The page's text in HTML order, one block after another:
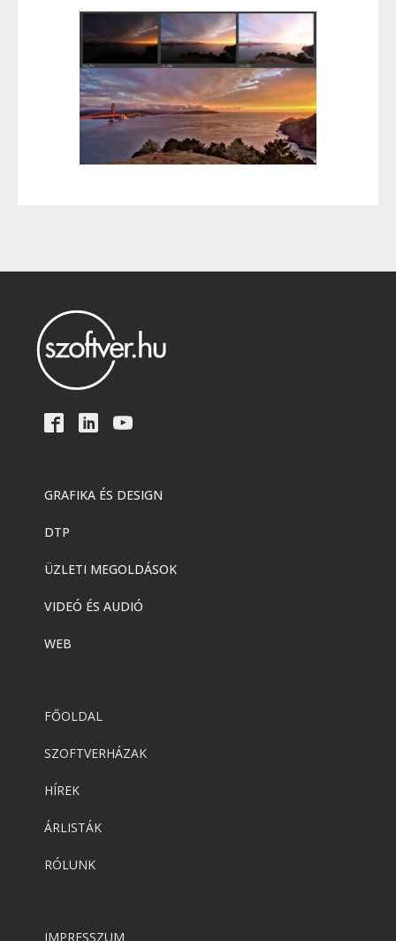
GRAFIKA ÉS DESIGN
DTP
ÜZLETI MEGOLDÁSOK
VIDEÓ ÉS AUDIÓ
WEB
FŐOLDAL
SZOFTVERHÁZAK
HÍREK
ÁRLISTÁK
RÓLUNK
IMPRESSZUM